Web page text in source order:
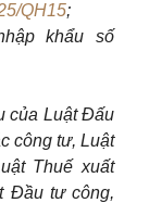
QH15;
khẩu số
của Luật Đấu
công tư, Luật
Thuế xuất
Đầu tư công,